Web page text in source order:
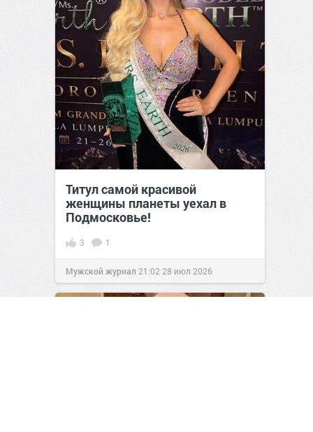
Титул самой красивой
женщины планеты уехал в
Подмосковье!
3 1
Мужской журнал 21:02 28 июл 2026